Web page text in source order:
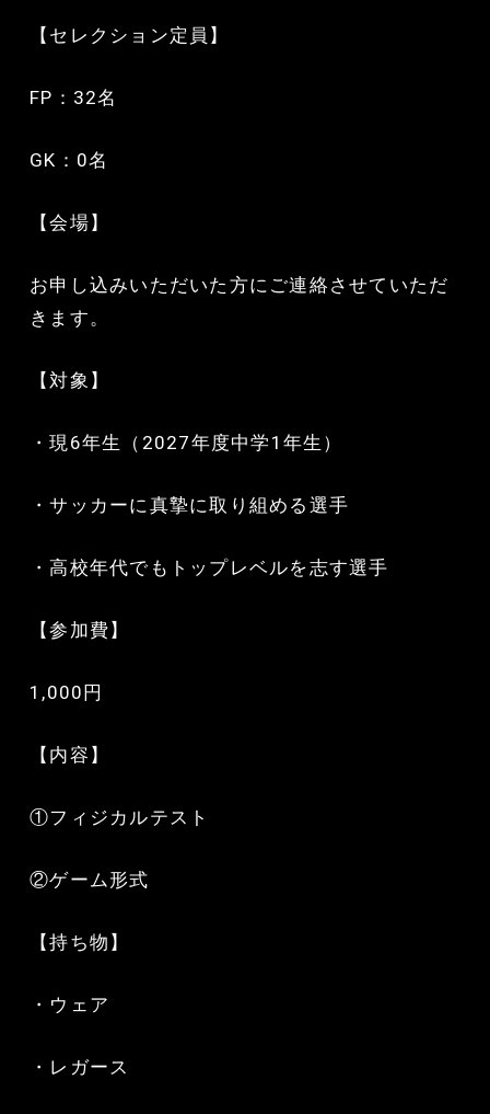
【セレクション定員】
FP：32名
GK：0名
【会場】
お申し込みいただいた方にご連絡させていただ
きます。
【対象】
・現6年生（2027年度中学1年生）
・サッカーに真摯に取り組める選手
・高校年代でもトップレベルを志す選手
【参加費】
1,000円
【内容】
①フィジカルテスト
②ゲーム形式
【持ち物】
・ウェア
・レガース